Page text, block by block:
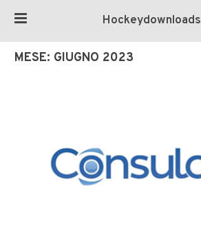
Hockeydownloads
MESE: GIUGNO 2023